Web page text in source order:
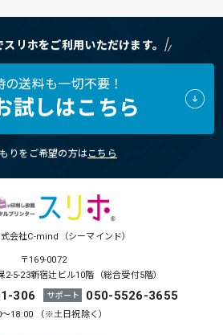
スリホをご利用いただけます。
の送料も一切不要！
試しはこちら
りをご希望の方はこちら
会社C-mind（シーマインド）
〒169-0072
2-5-23新宿辻ビル10階（総合受付5階）
306 サポート 050-5526-3655
～18:00 （※土日祝除く）